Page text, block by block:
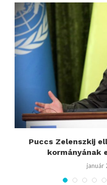
Puccs Zelenszkij
kormányának
január